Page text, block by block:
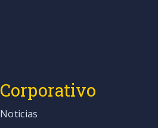
Corporativo
Noticias